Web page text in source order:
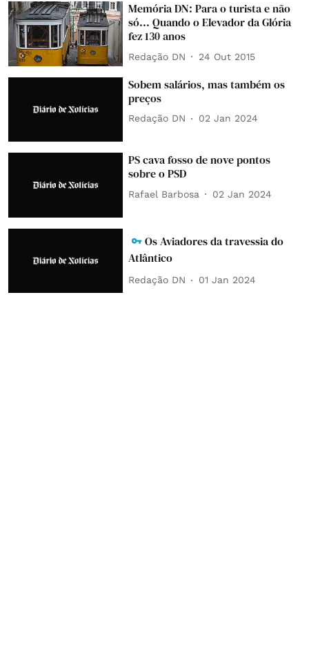
Memória DN: Para o turista e não
só... Quando o Elevador da Glória
fez 130 anos
Redação DN 24 Out 2015
Sobem salários, mas também os
preços
Redação DN 02 Jan 2024
PS cava fosso de nove pontos
sobre o PSD
Rafael Barbosa 02 Jan 2024
Os Aviadores da travessia do
Atlântico
Redação DN 01 Jan 2024